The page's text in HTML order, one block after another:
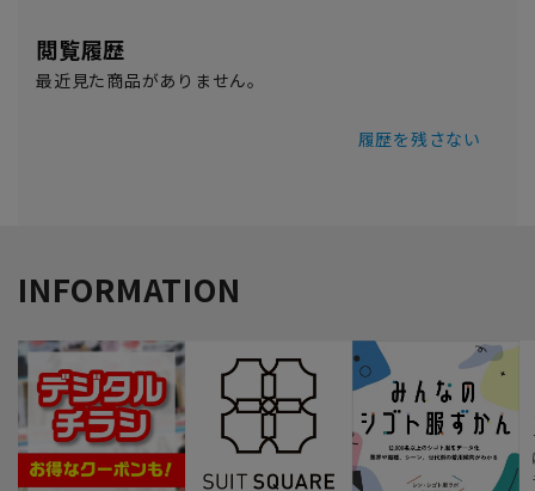
閲覧履歴
最近見た商品がありません。
履歴を残さない
INFORMATION